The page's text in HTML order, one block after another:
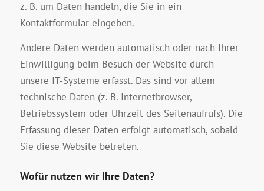
z. B. um Daten handeln, die Sie in ein
Kontaktformular eingeben.
Andere Daten werden automatisch oder nach Ihrer
Einwilligung beim Besuch der Website durch
unsere IT-Systeme erfasst. Das sind vor allem
technische Daten (z. B. Internetbrowser,
Betriebssystem oder Uhrzeit des Seitenaufrufs). Die
Erfassung dieser Daten erfolgt automatisch, sobald
Sie diese Website betreten.
Wofür nutzen wir Ihre Daten?